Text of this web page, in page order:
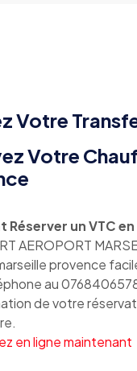
Votre
Votre
Réserver un VTC
AEROPORT
provence
au
de votre
en ligne maintenant